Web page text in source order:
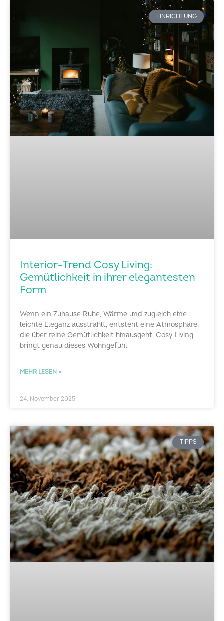
EINRICHTUNG
Interior-Trend Cosy Living:
Gemütlichkeit in ihrer elegantesten
Form
Wenn ein Zuhause Ruhe, Wärme und zugleich eine
leichte Eleganz ausstrahlt, entsteht eine Atmosphäre,
die über reine Gemütlichkeit hinausgeht. Cosy Living
bringt genau dieses Wohngefühl
MEHR LESEN »
24. November 2025
TIPPS